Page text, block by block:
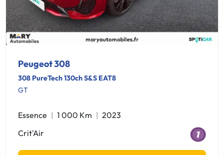
Peugeot 308
308 PureTech 130ch S&S EAT8
GT
Essence 1 000 Km
2023
Crit'Air